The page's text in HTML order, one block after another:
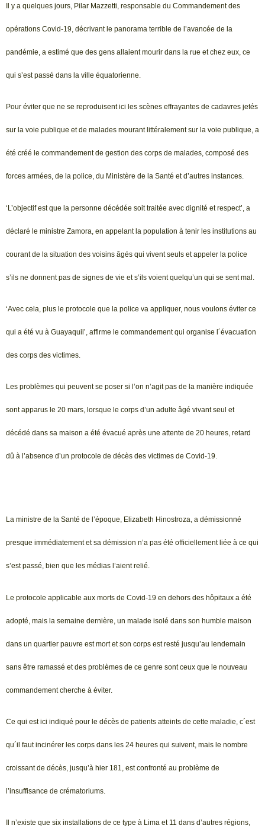
Il y a quelques jours, Pilar Mazzetti, responsable du Commandement des
opérations Covid-19, décrivant le panorama terrible de l’avancée de la
pandémie, a estimé que des gens allaient mourir dans la rue et chez eux, ce
qui s’est passé dans la ville équatorienne.
Pour éviter que ne se reproduisent ici les scènes effrayantes de cadavres jetés
sur la voie publique et de malades mourant littéralement sur la voie publique, a
été créé le commandement de gestion des corps de malades, composé des
forces armées, de la police, du Ministère de la Santé et d’autres instances.
‘L’objectif est que la personne décédée soit traitée avec dignité et respect’, a
déclaré le ministre Zamora, en appelant la population à tenir les institutions au
courant de la situation des voisins âgés qui vivent seuls et appeler la police
s’ils ne donnent pas de signes de vie et s’ils voient quelqu’un qui se sent mal.
‘Avec cela, plus le protocole que la police va appliquer, nous voulons éviter ce
qui a été vu à Guayaquil’, affirme le commandement qui organise l´évacuation
des corps des victimes.
Les problèmes qui peuvent se poser si l’on n’agit pas de la manière indiquée
sont apparus le 20 mars, lorsque le corps d’un adulte âgé vivant seul et
décédé dans sa maison a été évacué après une attente de 20 heures, retard
dû à l’absence d’un protocole de décès des victimes de Covid-19.
La ministre de la Santé de l’époque, Elizabeth Hinostroza, a démissionné
presque immédiatement et sa démission n’a pas été officiellement liée à ce qui
s’est passé, bien que les médias l’aient relié.
Le protocole applicable aux morts de Covid-19 en dehors des hôpitaux a été
adopté, mais la semaine dernière, un malade isolé dans son humble maison
dans un quartier pauvre est mort et son corps est resté jusqu’au lendemain
sans être ramassé et des problèmes de ce genre sont ceux que le nouveau
commandement cherche à éviter.
Ce qui est ici indiqué pour le décès de patients atteints de cette maladie, c´est
qu´il faut incinérer les corps dans les 24 heures qui suivent, mais le nombre
croissant de décès, jusqu’à hier 181, est confronté au problème de
l’insuffisance de crématoriums.
Il n’existe que six installations de ce type à Lima et 11 dans d’autres régions,